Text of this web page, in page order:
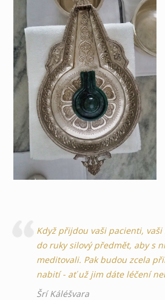
Když přijdou vaši pacienti,
do ruky silový předmět, aby s
meditovali. Pak budou zcela
nabití - ať už jim dáte léčení
Šrí Káléšvara